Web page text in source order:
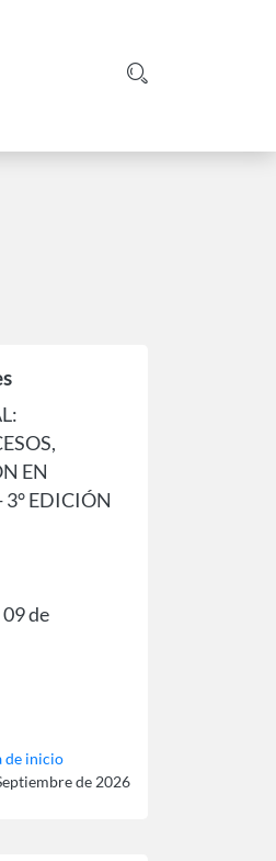
EN
3° EDICIÓN
de
de inicio
de 2026